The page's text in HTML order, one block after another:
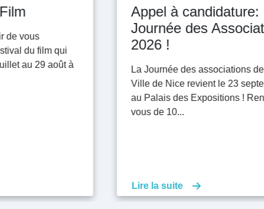
qui
à
Appel à candidature: La
Journée des Associations
La Journée des associations de la
Ville de Nice revient le 23 septembre
au Palais des Expositions ! Rendez-
vous de 10...